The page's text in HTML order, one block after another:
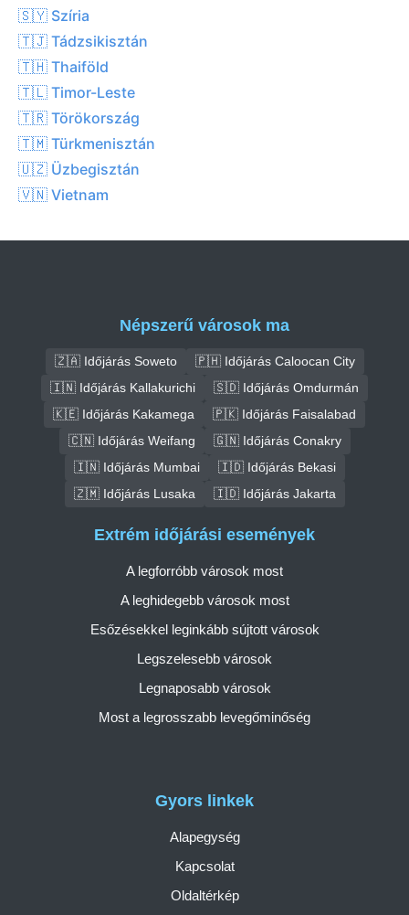
🇸🇾 Szíria
🇹🇯 Tádzsikisztán
🇹🇭 Thaiföld
🇹🇱 Timor-Leste
🇹🇷 Törökország
🇹🇲 Türkmenisztán
🇺🇿 Üzbegisztán
🇻🇳 Vietnam
Népszerű városok ma
🇿🇦 Időjárás Soweto
🇵🇭 Időjárás Caloocan City
🇮🇳 Időjárás Kallakurichi
🇸🇩 Időjárás Omdurmán
🇰🇪 Időjárás Kakamega
🇵🇰 Időjárás Faisalabad
🇨🇳 Időjárás Weifang
🇬🇳 Időjárás Conakry
🇮🇳 Időjárás Mumbai
🇮🇩 Időjárás Bekasi
🇿🇲 Időjárás Lusaka
🇮🇩 Időjárás Jakarta
Gyors linkek
Alapegység
Kapcsolat
Oldaltérkép
Extrém időjárási események
A legforróbb városok most
A leghidegebb városok most
Esőzésekkel leginkább sújtott városok
Legszelesebb városok
Legnaposabb városok
Most a legrosszabb levegőminőség